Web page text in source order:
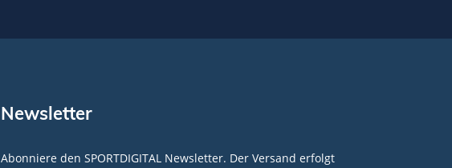
Newsletter
Abonniere den SPORTDIGITAL Newsletter. Der Versand erfolgt